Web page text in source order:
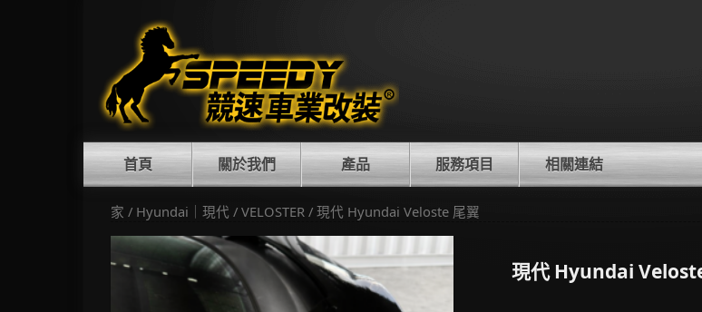
首頁 關於我們 產品 服務項目 相關連結
家 / Hyundai｜現代 / VELOSTER / 現代 Hyundai Veloste 尾翼
現代 Hyundai